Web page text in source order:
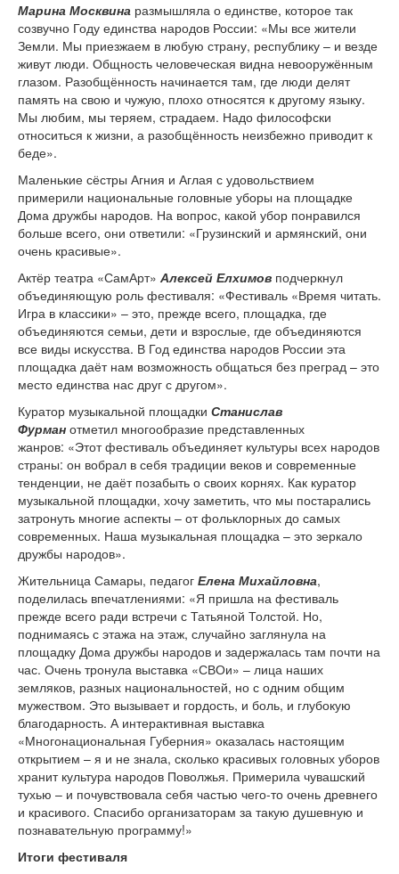
Марина Москвина размышляла о единстве, которое так
созвучно Году единства народов России: «Мы все жители
Земли. Мы приезжаем в любую страну, республику – и везде
живут люди. Общность человеческая видна невооружённым
глазом. Разобщённость начинается там, где люди делят
память на свою и чужую, плохо относятся к другому языку.
Мы любим, мы теряем, страдаем. Надо философски
относиться к жизни, а разобщённость неизбежно приводит к
беде».
Маленькие сёстры Агния и Аглая с удовольствием
примерили национальные головные уборы на площадке
Дома дружбы народов. На вопрос, какой убор понравился
больше всего, они ответили: «Грузинский и армянский, они
очень красивые».
Актёр театра «СамАрт» Алексей Елхимов подчеркнул
объединяющую роль фестиваля: «Фестиваль «Время читать.
Игра в классики» – это, прежде всего, площадка, где
объединяются семьи, дети и взрослые, где объединяются
все виды искусства. В Год единства народов России эта
площадка даёт нам возможность общаться без преград – это
место единства нас друг с другом».
Куратор музыкальной площадки Станислав
Фурман отметил многообразие представленных
жанров: «Этот фестиваль объединяет культуры всех народов
страны: он вобрал в себя традиции веков и современные
тенденции, не даёт позабыть о своих корнях. Как куратор
музыкальной площадки, хочу заметить, что мы постарались
затронуть многие аспекты – от фольклорных до самых
современных. Наша музыкальная площадка – это зеркало
дружбы народов».
Жительница Самары, педагог Елена Михайловна,
поделилась впечатлениями: «Я пришла на фестиваль
прежде всего ради встречи с Татьяной Толстой. Но,
поднимаясь с этажа на этаж, случайно заглянула на
площадку Дома дружбы народов и задержалась там почти на
час. Очень тронула выставка «СВОи» – лица наших
земляков, разных национальностей, но с одним общим
мужеством. Это вызывает и гордость, и боль, и глубокую
благодарность. А интерактивная выставка
«Многонациональная Губерния» оказалась настоящим
открытием – я и не знала, сколько красивых головных уборов
хранит культура народов Поволжья. Примерила чувашский
тухью – и почувствовала себя частью чего-то очень древнего
и красивого. Спасибо организаторам за такую душевную и
познавательную программу!»
Итоги фестиваля